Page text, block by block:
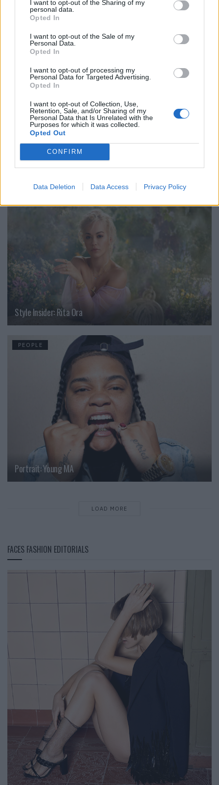
I want to opt-out of the Sharing of my
personal data.
Opted In
I want to opt-out of the Sale of my
Personal Data.
Opted In
I want to opt-out of processing my
Personal Data for Targeted Advertising.
Opted In
I want to opt-out of Collection, Use,
Retention, Sale, and/or Sharing of my
Personal Data that Is Unrelated with the
Purposes for which it was collected.
Opted Out
CONFIRM
Data Deletion Data Access Privacy Policy
FASHION
Style Insider: Elite Model Look
PEOPLE
Style Insider: Rita Ora
PEOPLE
Portrait: Young MA
LOAD MORE
FACES FASHION EDITORIALS